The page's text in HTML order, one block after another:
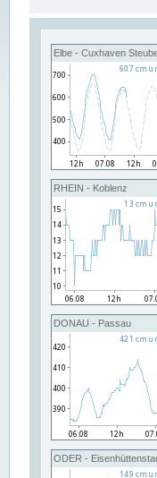
Elbe - Cuxhaven
RHEIN - Koblenz
DONAU - Passau
ODER -